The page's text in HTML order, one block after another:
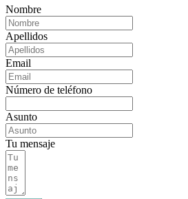
Nombre
Apellidos
Email
Número de teléfono
Asunto
Tu mensaje